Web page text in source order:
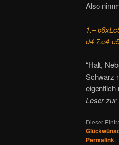
Also
1.–
d4 7.c4-
“Halt,
Schwarz
eigentlich
Leser zur
Dieser
Permalink.